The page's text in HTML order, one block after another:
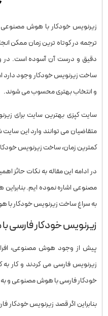
زیرنویس خودکار با هوش
ترجمه در کوتاه ترین زمان ممکن
دقیق و درست آن آسوده است. در
ساخت زیرنویس خودکار وجود دارد
و انتخاب بهتری محسوب می شوند.
سایت کپزی بهترین سایت برای
متقاضیان می توانند وارد این سایت
کمترین زمان، ساخت زیرنویس
در ادامه این مقاله به نکات حائز
مصنوعی اشاره نموده ایم. بنابراین
به سراغ ساخت زیرنویس خودکار با
زیرنویس خودکار
پیش از وجود هوش مصنوعی،
زیرنویس فارسی می کردند و کار
خودکار فارسی با هوش مصنوعی و
بنابراین اگر قصد زیرنویس خودکار